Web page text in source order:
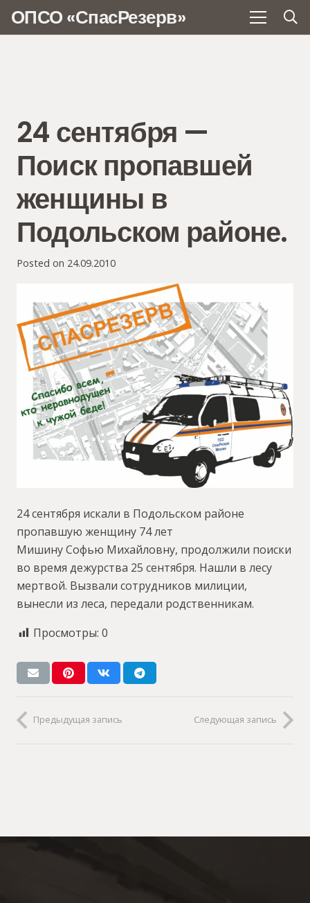
ОПСО «СпасРезерв»
24 сентября —
Поиск пропавшей
женщины в
Подольском районе.
Posted on 24.09.2010
24 сентября искали в Подольском районе
пропавшую женщину 74 лет
Мишину Софью Михайловну, продолжили поиски
во время дежурства 25 сентября. Нашли в лесу
мертвой. Вызвали сотрудников милиции,
вынесли из леса, передали родственникам.
Просмотры: 0
Предыдущая запись Следующая запись